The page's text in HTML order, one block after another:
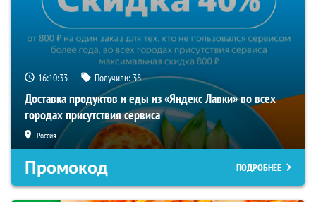
16:10:33 Получили:38
Доставка продуктов и еды из «Яндекс Лавки» во всех
городах присутствия сервиса
Россия
Промокод ПОДРОБНЕЕ